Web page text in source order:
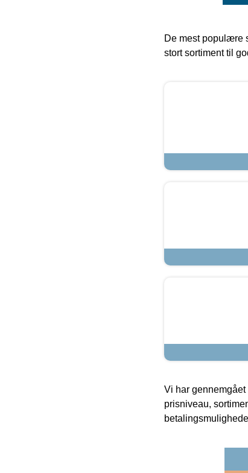
De mest populære
stort sortiment til
Vi har
prisniveau,